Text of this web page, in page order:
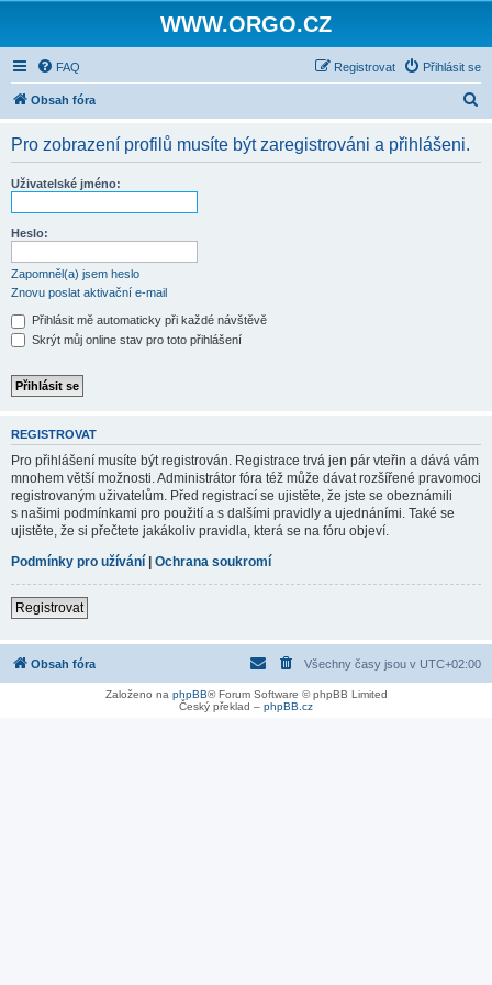
WWW.ORGO.CZ
FAQ Přihlásit se
Registrovat
Obsah fóra
Pro zobrazení profilů musíte být zaregistrováni a přihlášeni.
Uživatelské jméno:
Heslo:
Zapomněl(a) jsem heslo
Znovu poslat aktivační e-mail
Přihlásit mě automaticky při každé návštěvě
Skrýt můj online stav pro toto přihlášení
REGISTROVAT
Pro přihlášení musíte být registrován. Registrace trvá jen pár vteřin a dává vám
mnohem větší možnosti. Administrátor fóra též může dávat rozšířené pravomoci
registrovaným uživatelům. Před registrací se ujistěte, že jste se obeznámili
s našimi podmínkami pro použití a s dalšími pravidly a ujednáními. Také se
ujistěte, že si přečtete jakákoliv pravidla, která se na fóru objeví.
Podmínky pro užívání | Ochrana soukromí
Registrovat
Obsah fóra Všechny časy jsou v UTC+02:00
Založeno na phpBB® Forum Software © phpBB Limited
Český překlad – phpBB.cz